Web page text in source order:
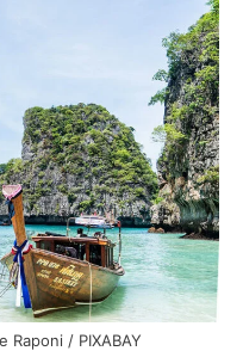
Raponi / PIXABAY